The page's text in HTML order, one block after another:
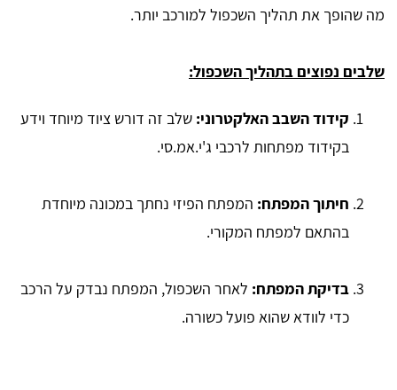
מה שהופך את תהליך השכפול למורכב יותר.
שלבים נפוצים בתהליך השכפול:
קידוד השבב האלקטרוני: שלב זה דורש ציוד מיוחד וידע
בקידוד מפתחות לרכבי ג'י.אמ.סי.
חיתוך המפתח: המפתח הפיזי נחתך במכונה מיוחדת
בהתאם למפתח המקורי.
בדיקת המפתח: לאחר השכפול, המפתח נבדק על הרכב
כדי לוודא שהוא פועל כשורה.